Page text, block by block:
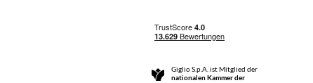
Giglio S.p.A. ist Mitglied der
nationalen Kammer der